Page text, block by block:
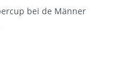
bei de Männer